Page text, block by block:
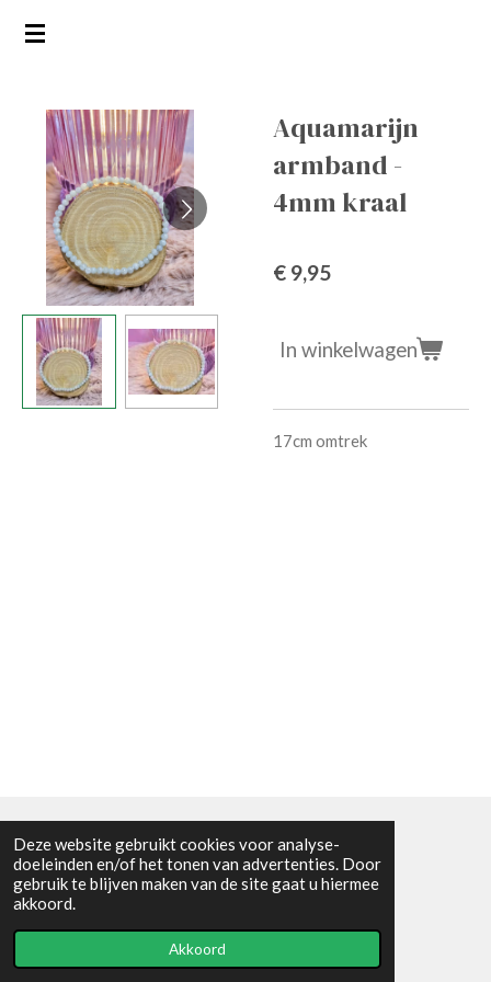
Deze website gebruikt cookies voor analyse-
doeleinden en/of het tonen van advertenties. Door
gebruik te blijven maken van de site gaat u hiermee
akkoord.
Akkoord
Ga
hoofdinhoud
Aquamarijn
armband -
4mm kraal
€ 9,95
In winkelwagen
17cm omtrek
Algemene voorwaarden
© 2021 - RC en mineralenshop Het vlinderpad